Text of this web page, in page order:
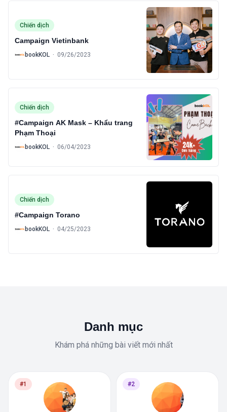
Chiến dịch
Campaign Vietinbank
B bookKOL · 09/26/2023
Chiến dịch
#Campaign AK Mask – Khẩu trang
Phạm Thoại
B bookKOL · 06/04/2023
Chiến dịch
#Campaign Torano
B bookKOL · 04/25/2023
Danh mục
Khám phá những bài viết mới nhất
#1 #2